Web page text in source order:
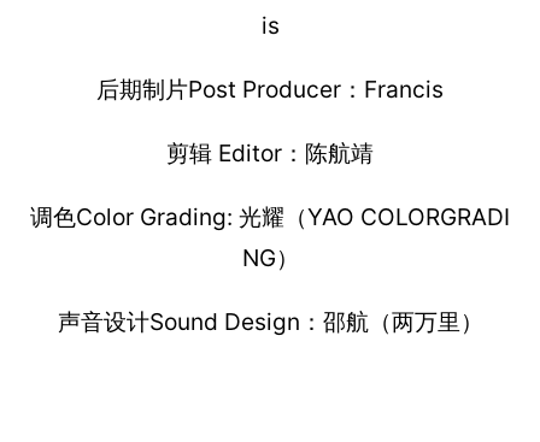
is
后期制片Post Producer：Francis
剪辑 Editor：陈航靖
调色Color Grading: 光耀（YAO COLORGRADI
NG）
声音设计Sound Design：邵航（两万里）